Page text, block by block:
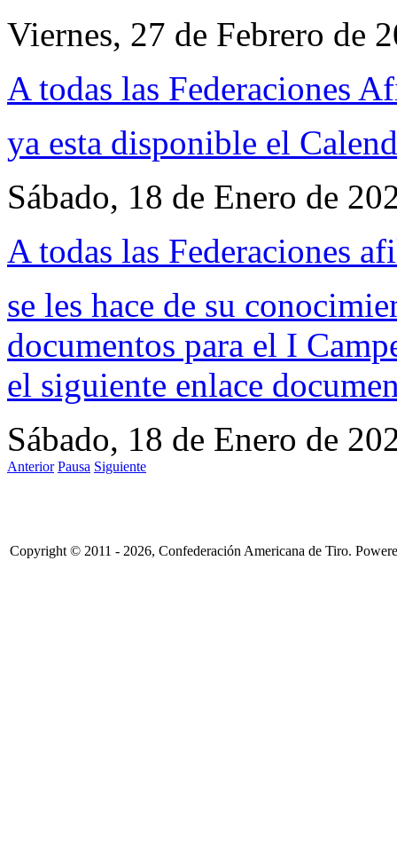
Viernes, 27 de Febrero de
A todas las Federaciones
ya esta disponible el
Sábado, 18 de Enero de
A todas las Federaciones
se les hace de su
documentos para el I
el siguiente enlace
Sábado, 18 de Enero de
Anterior Pausa Siguiente
Copyright © 2011 - 2026, Confederación Americana de Tiro.